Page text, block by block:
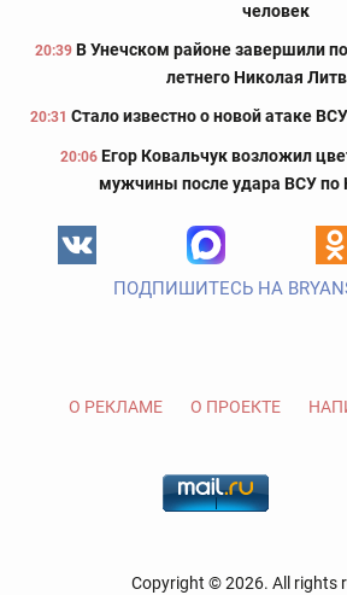
человек
20:39 В Унечском районе завершили
летнего Николая
20:31 Стало известно о новой атаке
20:06 Егор Ковальчук возложил
мужчины после удара ВСУ по
ПОДПИШИТЕСЬ НА
О РЕКЛАМЕ О ПРОЕКТЕ
Copyright © 2026. All rights